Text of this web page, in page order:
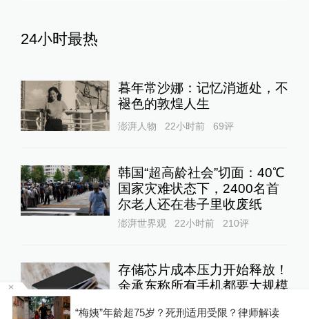
24小时最热
暮年常沙娜：记忆消逝处，不
褪色的敦煌人生
澎湃人物 22小时前 69评
韩国“超高龄社会”切面：40℃
国家灾难状态下，2400名首
尔老人还在巷子里收废纸
澎湃世界观 22小时前 210评
存储芯片成本压力开始释放！
余承东称所有手机都要大规模
因瞬时客流集中等原因致部分观众入场受阻，浙